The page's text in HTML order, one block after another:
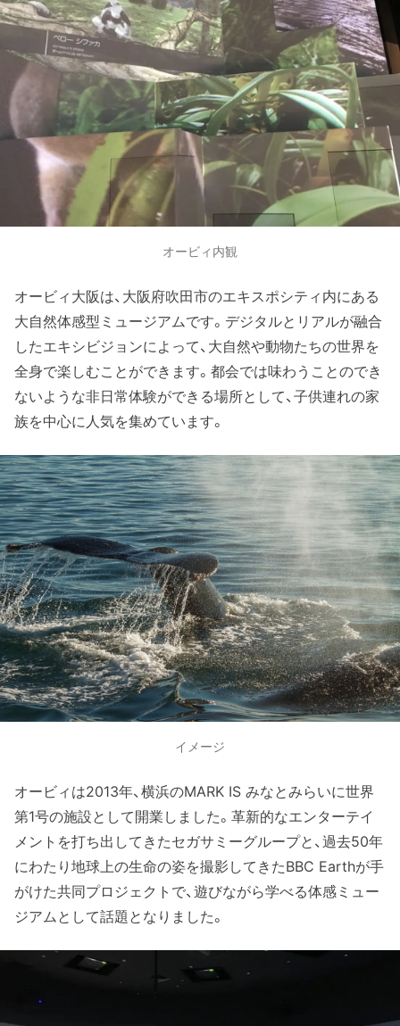
オービィ内観
オービィ大阪は、大阪府吹田市のエキスポシティ内にある
大自然体感型ミュージアムです。デジタルとリアルが融合
したエキシビジョンによって、大自然や動物たちの世界を
全身で楽しむことができます。都会では味わうことのでき
ないような非日常体験ができる場所として、子供連れの家
族を中心に人気を集めています。
イメージ
オービィは2013年、横浜のMARK IS みなとみらいに世界
第1号の施設として開業しました。革新的なエンターテイ
メントを打ち出してきたセガサミーグループと、過去50年
にわたり地球上の生命の姿を撮影してきたBBC Earthが手
がけた共同プロジェクトで、遊びながら学べる体感ミュー
ジアムとして話題となりました。